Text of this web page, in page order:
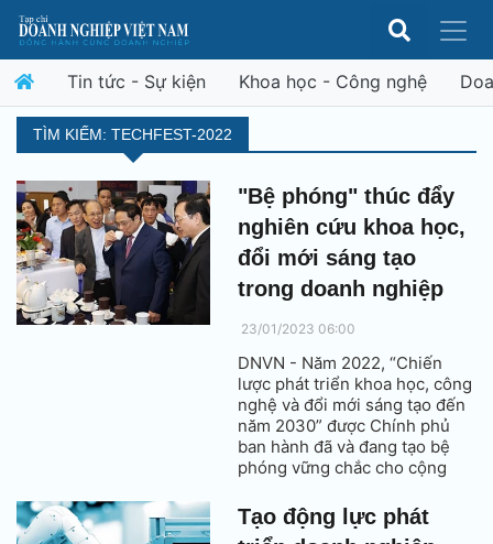
Tin tức - Sự kiện Khoa học - Công nghệ
TÌM KIẾM: TECHFEST-2022
"Bệ phóng" thúc đẩy
nghiên cứu khoa học,
đổi mới sáng tạo
trong doanh nghiệp
23/01/2023 06:00
DNVN - Năm 2022, “Chiến
lược phát triển khoa học, công
nghệ và đổi mới sáng tạo đến
năm 2030” được Chính phủ
ban hành đã và đang tạo bệ
phóng vững chắc cho cộng
hoạt động nghiên cứu khoa
học, nâng cao năng lực quản lý
Tạo động lực phát